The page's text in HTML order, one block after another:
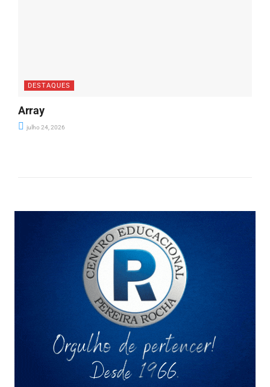
DESTAQUES
Array
julho 24, 2026